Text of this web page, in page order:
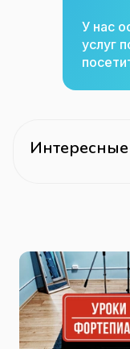
У нас
услуг